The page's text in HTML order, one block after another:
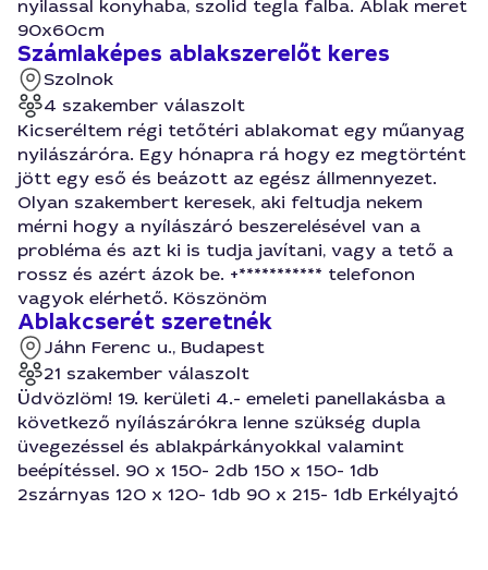
nyilassal konyhaba, szolid tegla falba. Ablak meret
90x60cm
Számlaképes ablakszerelőt keres
Szolnok
4 szakember válaszolt
Kicseréltem régi tetőtéri ablakomat egy műanyag
nyilászáróra. Egy hónapra rá hogy ez megtörtént
jött egy eső és beázott az egész állmennyezet.
Olyan szakembert keresek, aki feltudja nekem
mérni hogy a nyílászáró beszerelésével van a
probléma és azt ki is tudja javítani, vagy a tető a
rossz és azért ázok be. +*********** telefonon
vagyok elérhető. Köszönöm
Ablakcserét szeretnék
Jáhn Ferenc u., Budapest
21 szakember válaszolt
Üdvözlöm! 19. kerületi 4.- emeleti panellakásba a
következő nyílászárókra lenne szükség dupla
üvegezéssel és ablakpárkányokkal valamint
beépítéssel. 90 x 150- 2db 150 x 150- 1db
2szárnyas 120 x 120- 1db 90 x 215- 1db Erkélyajtó